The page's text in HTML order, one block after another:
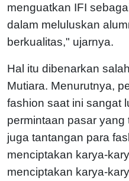
menguatkan IFI
dalam meluluskan
berkualitas," ujarnya.
Hal itu dibenarkan
Mutiara. Menurutnya,
fashion saat ini sangat
permintaan pasar
juga tantangan para
menciptakan karya-
menciptakan karya-